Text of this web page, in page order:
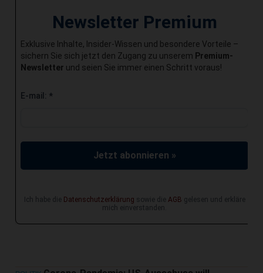
Newsletter Premium
Exklusive Inhalte, Insider-Wissen und besondere Vorteile –
sichern Sie sich jetzt den Zugang zu unserem Premium-
Newsletter und seien Sie immer einen Schritt voraus!
E-mail: *
Jetzt abonnieren »
Ich habe die Datenschutzerklärung sowie die AGB gelesen und erkläre
mich einverstanden.